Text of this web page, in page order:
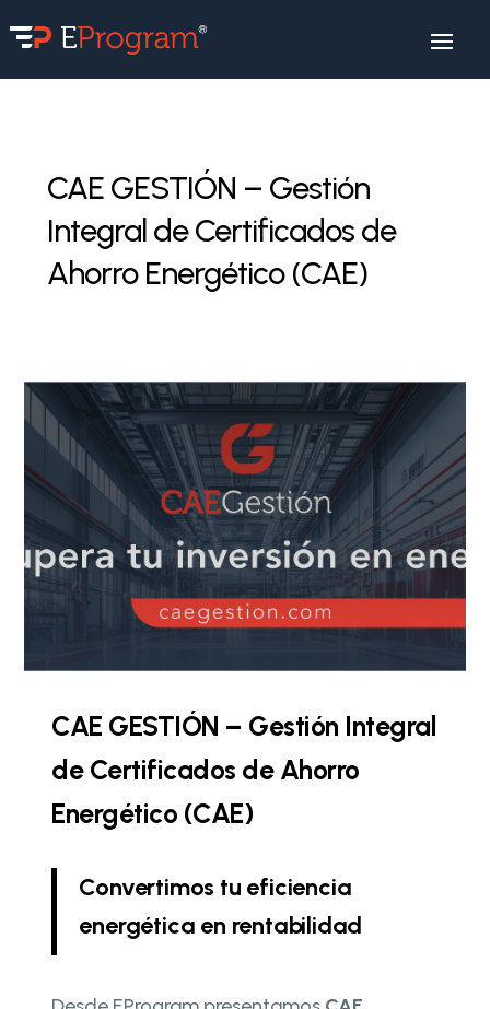
CAE GESTIÓN – Gestión
Integral de Certificados de
Ahorro Energético (CAE)
CAE GESTIÓN – Gestión Integral
de Certificados de Ahorro
Energético (CAE)
Convertimos tu eficiencia
energética en rentabilidad